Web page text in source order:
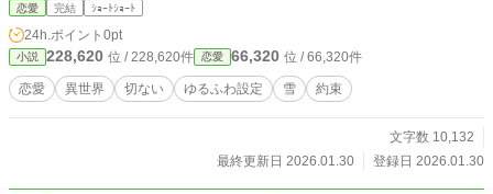
恋愛 完結 ｼｮｰﾄｼｮｰﾄ
24h.ポイント 0pt
小説 228,620 位 / 228,620件 恋愛 66,320 位 / 66,320件
恋愛 異世界 切ない ゆるふわ設定 雪 約束
文字数 10,132
最終更新日 2026.01.30
登録日 2026.01.30